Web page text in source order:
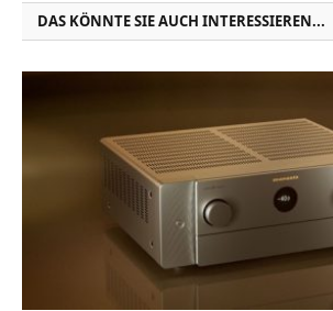
DAS KÖNNTE SIE AUCH INTERESSIEREN...